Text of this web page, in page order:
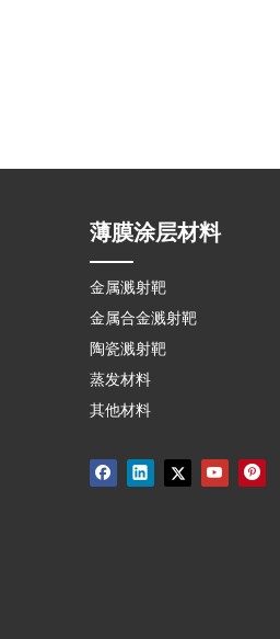
薄膜涂层材料
金属溅射靶
金属合金溅射靶
陶瓷溅射靶
蒸发材料
其他材料